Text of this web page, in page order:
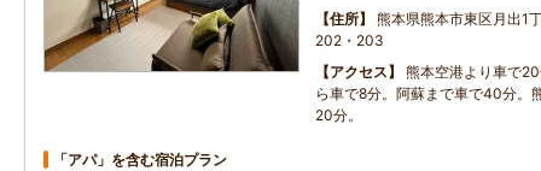
住所
熊本県熊本市東区月出1
202・203
アクセス
熊本空港より車で
ら車で8分。阿蘇まで車で40分。
20分。
「アパ」を含む宿泊プラン